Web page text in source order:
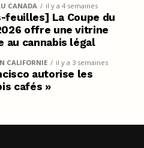
CANADA il y a 4 semaines
feuilles] La Coupe du
offre une vitrine
au cannabis légal
CALIFORNIE il y a 3 semaines
autorise les
cafés »